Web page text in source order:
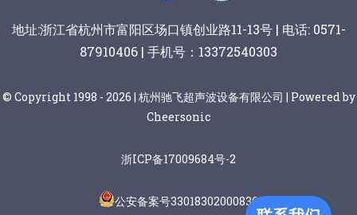
地址:浙江省杭州市富阳区场口镇创业路11-13号 | 电话: 0571-
87910406 | 手机号：13372540303
© Copyright 1998 - 2026 | 杭州驰飞超声波设备有限公司 | Powered by
Cheersonic
浙ICP备17009684号-2
公安备案号33018302000836